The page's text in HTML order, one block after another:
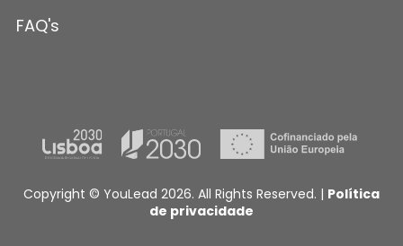
FAQ's
Copyright © YouLead 2026. All Rights Reserved. | Política
de privacidade